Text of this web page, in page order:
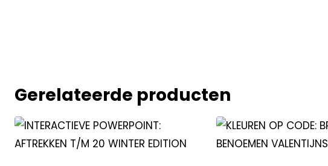
Gerelateerde producten